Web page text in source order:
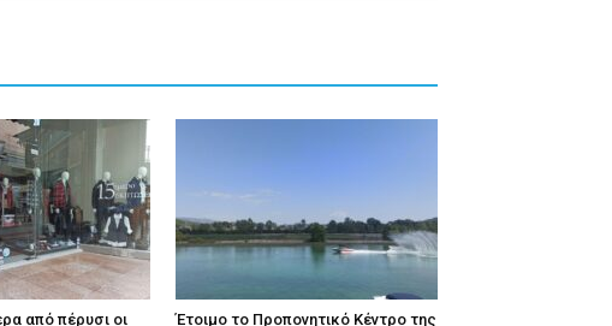
από πέρυσι οι
Έτοιμο το Προπονητικό Κέντρο της